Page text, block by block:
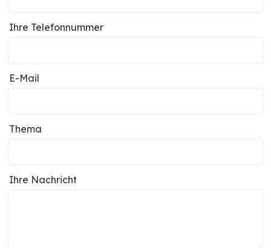
Ihre Telefonnummer
E-Mail
Thema
Ihre Nachricht